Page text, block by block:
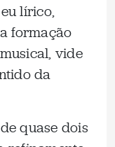
lírico,
formação
vide
da
quase dois